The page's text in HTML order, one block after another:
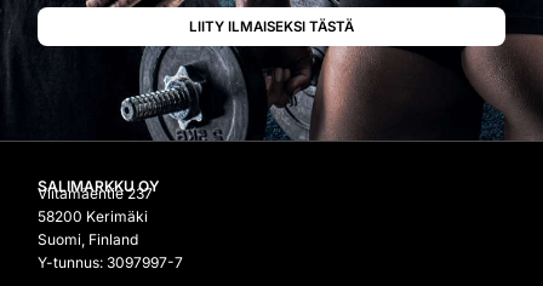
SALIMARKKU OY
Viitamäentie 237
58200 Kerimäki
Suomi, Finland
Y-tunnus: 3097997-7